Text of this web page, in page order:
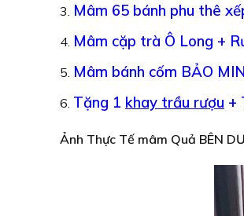
Mâm 65 bánh phu thê
Mâm cặp trà Ô Long +
Mâm bánh cốm BẢO
Tặng 1 khay trầu rượu +
Ảnh Thực Tế mâm Quả BÊN